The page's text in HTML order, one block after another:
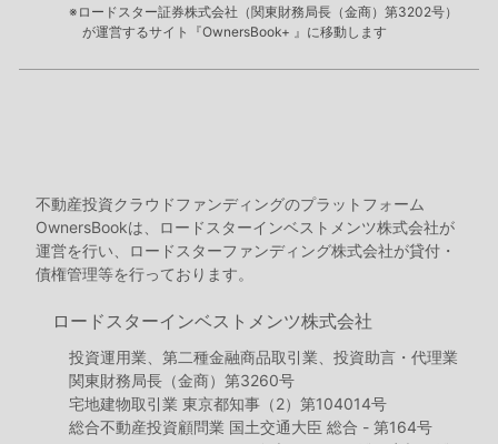
※ロードスター証券株式会社（関東財務局長（金商）第3202号）
が運営するサイト『OwnersBook+ 』に移動します
不動産投資クラウドファンディングのプラットフォーム
OwnersBookは、ロードスターインベストメンツ株式会社が
運営を行い、ロードスターファンディング株式会社が貸付・
債権管理等を行っております。
ロードスターインベストメンツ株式会社
投資運用業、第二種金融商品取引業、投資助言・代理業
関東財務局長（金商）第3260号
宅地建物取引業 東京都知事（2）第104014号
総合不動産投資顧問業 国土交通大臣 総合 - 第164号